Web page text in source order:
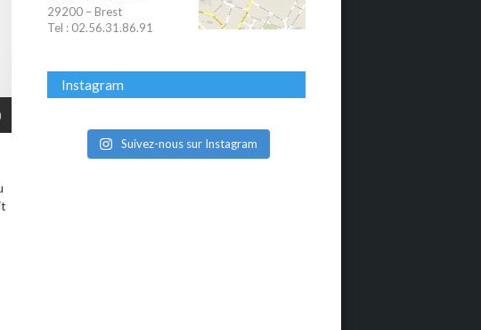
29200 – Brest
Tel : 02.56.31.86.91
Instagram
Suivez-nous sur Instagram